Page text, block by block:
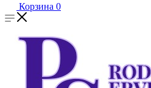
Корзина 0